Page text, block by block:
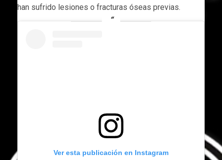
han sufrido lesiones o fracturas óseas previas.
Ver esta publicación en Instagram